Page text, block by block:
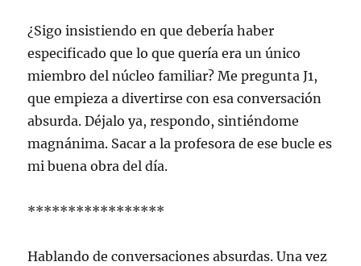
¿Sigo insistiendo en que debería haber
especificado que lo que quería era un único
miembro del núcleo familiar? Me pregunta J1,
que empieza a divertirse con esa conversación
absurda. Déjalo ya, respondo, sintiéndome
magnánima. Sacar a la profesora de ese bucle es
mi buena obra del día.
*****************
Hablando de conversaciones absurdas. Una vez